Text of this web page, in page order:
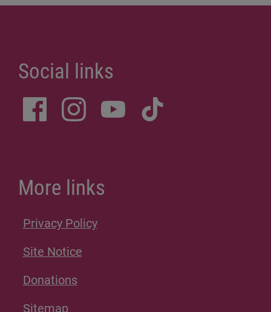
Social links
More links
Privacy Policy
Site Notice
Donations
Sitemap